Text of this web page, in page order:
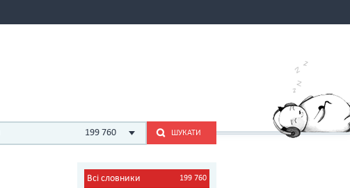
199 760 ШУКАТИ
Всі словники 199 760